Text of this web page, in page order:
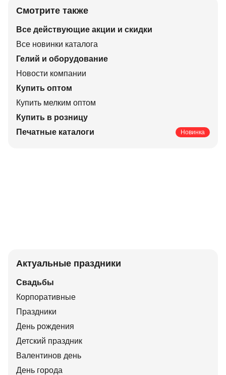
Смотрите также
Все действующие акции и скидки
Все новинки каталога
Гелий и оборудование
Новости компании
Купить оптом
Купить мелким оптом
Купить в розницу
Печатные каталоги
Новинка
Актуальные праздники
Свадьбы
Корпоративные
Праздники
День рождения
Детский праздник
Валентинов день
День города